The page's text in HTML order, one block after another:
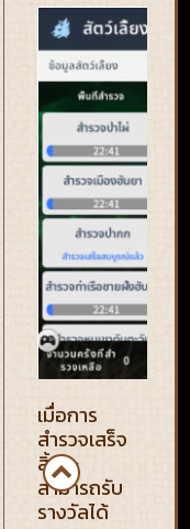
เมื่อการ
สำรวจเสร็จ
สิ้นจะ
สามารถรับ
รางวัลได้